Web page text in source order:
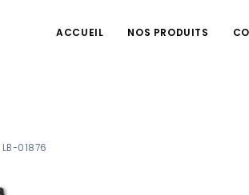
ACCUEIL NOS PRODUITS
LB-01876